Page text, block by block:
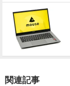
関連記事